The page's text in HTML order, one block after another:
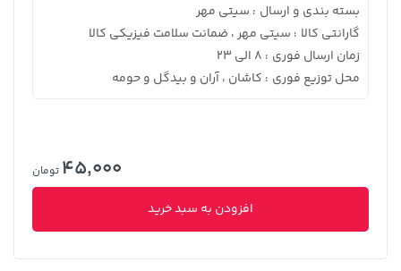
بسته بندی و ارسال : سیتی مهر
گارانتی کالا : سیتی مهر ، ضمانت سلامت فیزیکی کالا
زمان ارسال فوری : 8 الی 23
محل توزیع فوری : کاشان ، آران و بیدگل و حومه
45,000 تومان
افزودن به سبد خرید